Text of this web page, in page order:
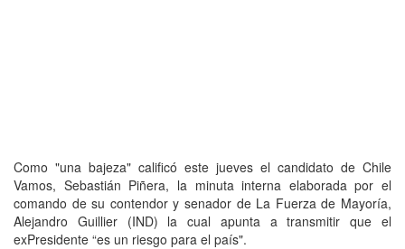
Como "una bajeza" calificó este jueves el candidato de Chile
Vamos, Sebastián Piñera, la minuta interna elaborada por el
comando de su contendor y senador de La Fuerza de Mayoría,
Alejandro Guillier (IND) la cual apunta a transmitir que el
exPresidente “es un riesgo para el país".